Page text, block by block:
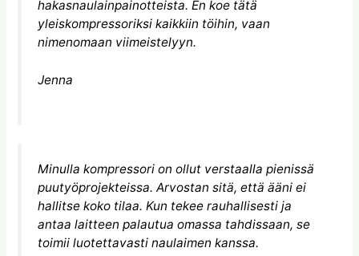
hakasnaulainpainotteista. En koe tätä
yleiskompressoriksi kaikkiin töihin, vaan
nimenomaan viimeistelyyn.
Jenna
Minulla kompressori on ollut verstaalla pienissä
puutyöprojekteissa. Arvostan sitä, että ääni ei
hallitse koko tilaa. Kun tekee rauhallisesti ja
antaa laitteen palautua omassa tahdissaan, se
toimii luotettavasti naulaimen kanssa.